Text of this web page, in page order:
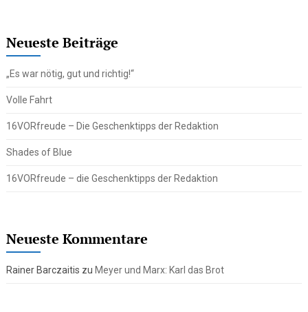
Neueste Beiträge
„Es war nötig, gut und richtig!“
Volle Fahrt
16VORfreude – Die Geschenktipps der Redaktion
Shades of Blue
16VORfreude – die Geschenktipps der Redaktion
Neueste Kommentare
Rainer Barczaitis zu Meyer und Marx: Karl das Brot